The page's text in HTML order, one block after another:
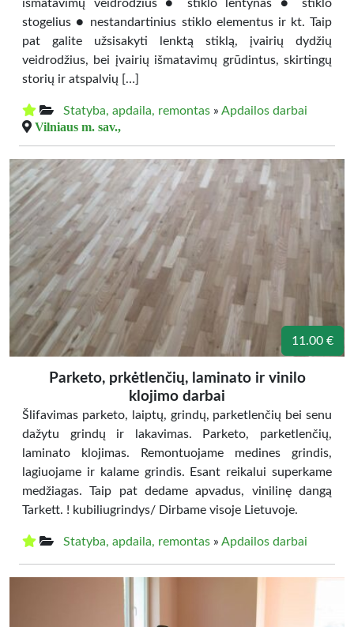
išmatavimų veidrodžius ● stiklo lentynas ● stiklo
stogelius ● nestandartinius stiklo elementus ir kt. Taip
pat galite užsisakyti lenktą stiklą, įvairių dydžių
veidrodžius, bei įvairių išmatavimų grūdintus, skirtingų
storių ir atspalvių […]
Statyba, apdaila, remontas » Apdailos darbai
Vilniaus m. sav.,
11.00 €
Parketo, prkėtlenčių, laminato ir vinilo
klojimo darbai
Šlifavimas parketo, laiptų, grindų, parketlenčių bei senu
dažytu grindų ir lakavimas. Parketo, parketlenčių,
laminato klojimas. Remontuojame medines grindis,
lagiuojame ir kalame grindis. Esant reikalui superkame
medžiagas. Taip pat dedame apvadus, vinilinę dangą
Tarkett. ! kubiliugrindys/ Dirbame visoje Lietuvoje.
Statyba, apdaila, remontas » Apdailos darbai